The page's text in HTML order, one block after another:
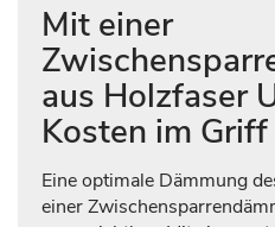
Mit einer
aus Holzfaser
Kosten im Griff
Eine optimale Dämmung
einer